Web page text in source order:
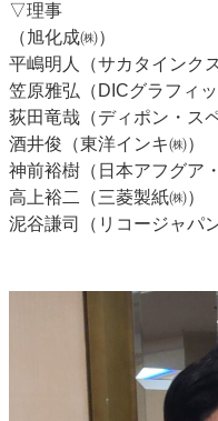
▽理事
（旭化成㈱）
平嶋明人（サカタインクス
笠原雅弘（DICグラフィッ
荻田竜哉（ディポン・ス
酒井俊（東洋インキ㈱）
神前裕樹（日本アフグア
高上裕二（三菱製紙㈱）
泥谷謙司（リコージャパン